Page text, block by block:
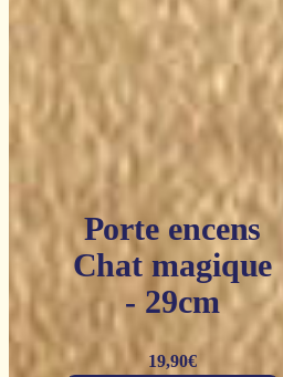
Porte encens
Chat magique
- 29cm
19,90€